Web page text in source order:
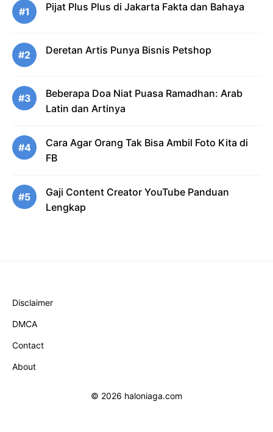
#1 Pijat Plus Plus di Jakarta Fakta dan Bahaya
#2 Deretan Artis Punya Bisnis Petshop
#3
Beberapa Doa Niat Puasa Ramadhan: Arab
Latin dan Artinya
#4
Cara Agar Orang Tak Bisa Ambil Foto Kita di
FB
#5
Gaji Content Creator YouTube Panduan
Lengkap
Disclaimer
DMCA
Contact
About
© 2026 haloniaga.com